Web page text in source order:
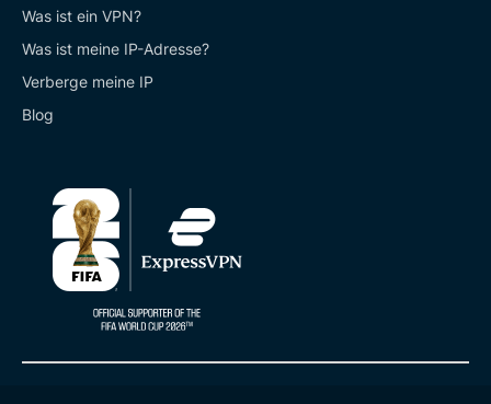
Was ist ein VPN?
Was ist meine IP-Adresse?
Verberge meine IP
Blog